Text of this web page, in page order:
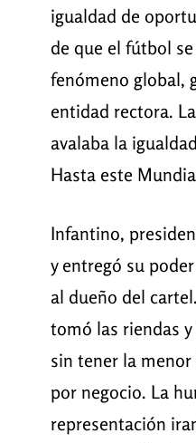
igualdad de
de que el fútbol
fenómeno global,
entidad rectora.
avalaba la
Hasta este
Infantino,
y entregó su
al dueño del
tomó las riendas
sin tener la
por negocio. La
representación